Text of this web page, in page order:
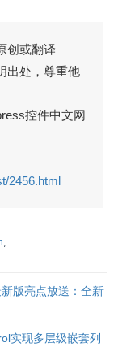
创或翻译
出处，尊重他
控件中文网
2456.html
,
版亮点放送：全新
实现多层级嵌套列